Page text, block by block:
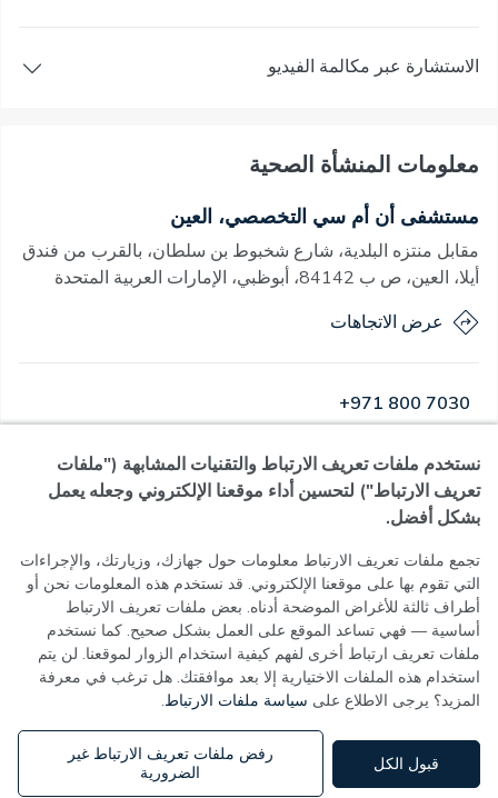
الاستشارة عبر مكالمة الفيديو
معلومات المنشأة الصحية
مستشفى أن أم سي التخصصي، العين
مقابل منتزه البلدية، شارع شخبوط بن سلطان، بالقرب من فندق
أيلا، العين، ص ب 84142، أبوظبي، الإمارات العربية المتحدة
عرض الاتجاهات
+971 800 7030
مفتوح · مفتوح اليوم, 24 ساعة
MOH License No - 7VL60HU3
سياسة الخصوصية
شروط الاستخدام
سياسة ملفات تعريف الارتباط
إعدادات ملفات تعريف الارتباط
نستخدم ملفات تعريف الارتباط والتقنيات المشابهة ("ملفات
تعريف الارتباط") لتحسين أداء موقعنا الإلكتروني وجعله يعمل
بشكل أفضل.
تجمع ملفات تعريف الارتباط معلومات حول جهازك، وزيارتك، والإجراءات
التي تقوم بها على موقعنا الإلكتروني. قد نستخدم هذه المعلومات نحن أو
أطراف ثالثة للأغراض الموضحة أدناه. بعض ملفات تعريف الارتباط
أساسية — فهي تساعد الموقع على العمل بشكل صحيح. كما نستخدم
ملفات تعريف ارتباط أخرى لفهم كيفية استخدام الزوار لموقعنا. لن يتم
استخدام هذه الملفات الاختيارية إلا بعد موافقتك. هل ترغب في معرفة
المزيد؟ يرجى الاطلاع على سياسة ملفات الارتباط.
قبول الكل
رفض ملفات تعريف الارتباط غير
الضرورية